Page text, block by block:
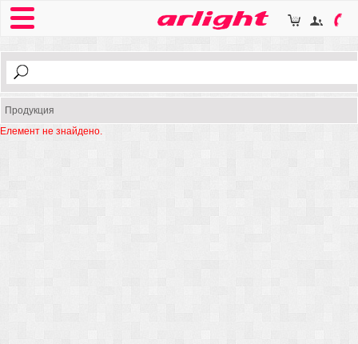
Продукция
Елемент не знайдено.